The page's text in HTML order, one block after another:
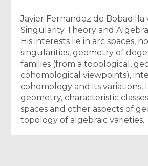
Javier Fernandez de Bobadilla
Singularity Theory and
His interests lie in arc spaces,
singularities, geometry of
families (from a topological,
cohomological viewpoints),
cohomology and its variations,
geometry, characteristic
spaces and other aspects of
topology of algebraic varieties.